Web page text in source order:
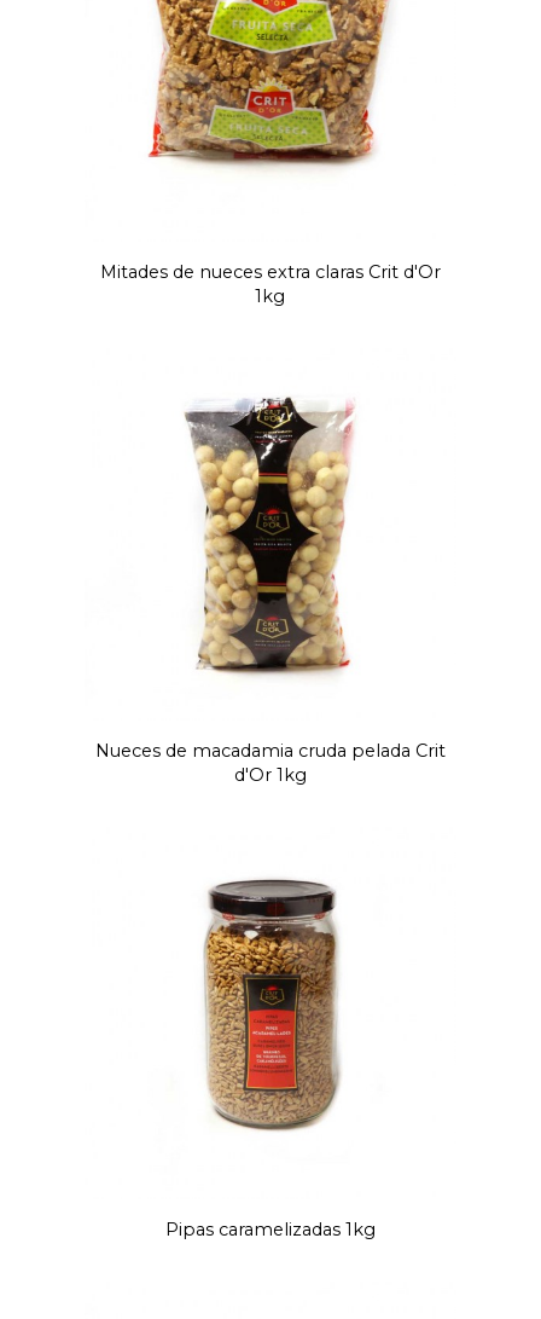
Mitades de nueces extra claras Crit d'Or
1kg
Nueces de macadamia cruda pelada Crit
d'Or 1kg
Pipas caramelizadas 1kg